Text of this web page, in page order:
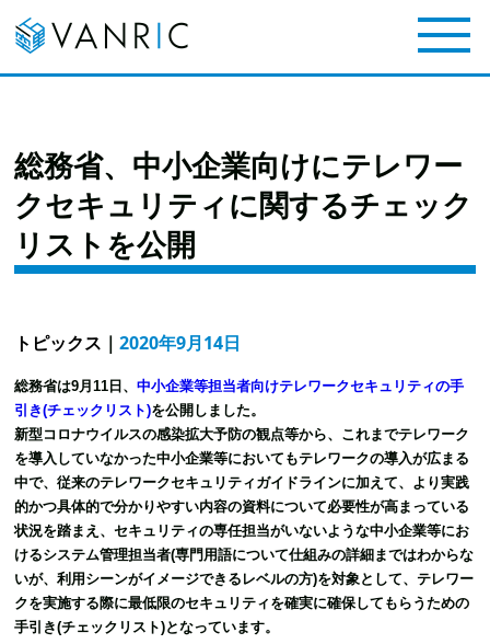
総務省、中小企業向けにテレワー
クセキュリティに関するチェック
リストを公開
トピックス ｜2020年9月14日
総務省は9月11日、中小企業等担当者向けテレワークセキュリティの手
引き(チェックリスト)を公開しました。
新型コロナウイルスの感染拡大予防の観点等から、これまでテレワーク
を導入していなかった中小企業等においてもテレワークの導入が広まる
中で、従来のテレワークセキュリティガイドラインに加えて、より実践
的かつ具体的で分かりやすい内容の資料について必要性が高まっている
状況を踏まえ、セキュリティの専任担当がいないような中小企業等にお
けるシステム管理担当者(専門用語について仕組みの詳細まではわからな
いが、利用シーンがイメージできるレベルの方)を対象として、テレワー
クを実施する際に最低限のセキュリティを確実に確保してもらうための
手引き(チェックリスト)となっています。